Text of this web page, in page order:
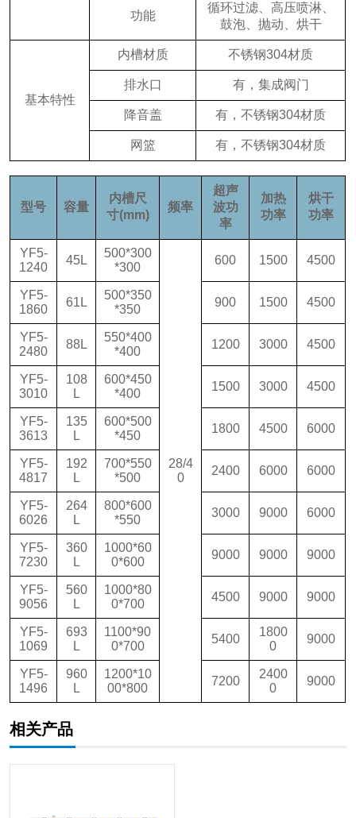
功能
循环过滤、高压喷淋、
鼓泡、抛动、烘干
基本特性
内槽材质 不锈钢304材质
排水口 有，集成阀门
降音盖 有，不锈钢304材质
网篮 有，不锈钢304材质
型号 容量
内槽尺
寸(mm)
频率
超声
波功
率
加热
功率
烘干
功率
YF5-
1240
45L
500*300
*300
28/4
0
600 1500 4500
YF5-
1860
61L
500*350
*350
900 1500 4500
YF5-
2480
88L
550*400
*400
1200 3000 4500
YF5-
3010
108
L
600*450
*400
1500 3000 4500
YF5-
3613
135
L
600*500
*450
1800 4500 6000
YF5-
4817
192
L
700*550
*500
2400 6000 6000
YF5-
6026
264
L
800*600
*550
3000 9000 6000
YF5-
7230
360
L
1000*60
0*600
9000 9000 9000
YF5-
9056
560
L
1000*80
0*700
4500 9000 9000
YF5-
1069
693
L
1100*90
0*700
5400
1800
0
9000
YF5-
1496
960
L
1200*10
00*800
7200
2400
0
9000
相关产品